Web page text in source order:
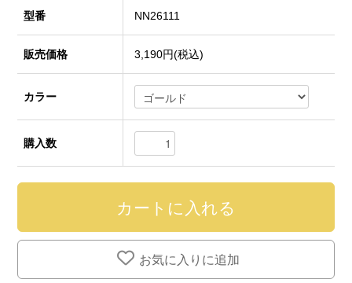
型番 NN26111
販売価格 3,190円(税込)
カラー
購入数
お気に入りに追加